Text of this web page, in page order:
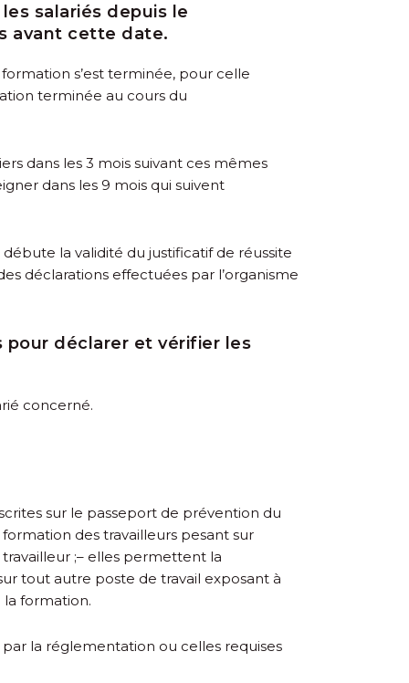
salariés depuis le
avant cette date.
formation s’est terminée, pour celle
terminée au cours du
dans les 3 mois suivant ces mêmes
dans les 9 mois qui suivent
la validité du justificatif de réussite
déclarations effectuées par l’organisme
pour déclarer et vérifier les
concerné.
sur le passeport de prévention du
des travailleurs pesant sur
;– elles permettent la
tout autre poste de travail exposant à
la formation.
la réglementation ou celles requises